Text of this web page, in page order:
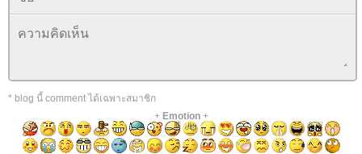
* blog นี้ comment ได้เฉพาะสมาชิก
+ Emotion+